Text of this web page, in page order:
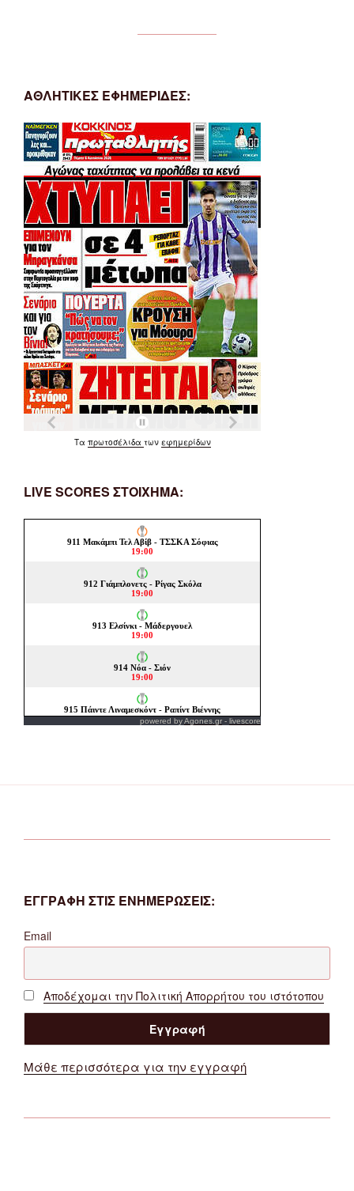
ΑΘΛΗΤΙΚΕΣ ΕΦΗΜΕΡΙΔΕΣ:
Τα πρωτοσέλιδα των εφημερίδων
LIVE SCORES ΣΤΟΙΧΗΜΑ:
powered byAgones.gr - livescore
ΕΓΓΡΑΦΗ ΣΤΙΣ ΕΝΗΜΕΡΩΣΕΙΣ:
Email
Αποδέχομαι την Πολιτική Απορρήτου του ιστότοπου
Μάθε περισσότερα για την εγγραφή